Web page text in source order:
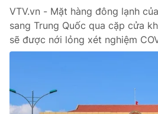
Hậu trường
Nhân vật
Khán giả
Điện ảnh
Âm nhạc
Đời sống
Du lịch
Chất lượng cuộc sống
Tuyển sinh
Học trực tuyến
Công nghệ
VTV.vn - Mặt hàng đông lạnh
sang Trung Quốc qua cặp cửa
sẽ được nới lỏng xét nghiệm